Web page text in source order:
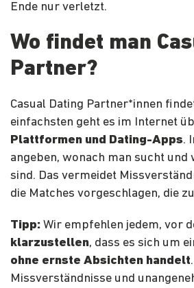
Ende nur verletzt.
Wo findet man
Partner?
Casual Dating Partner*innen
einfachsten geht es im Internet
Plattformen und Dating-Apps.
angeben, wonach man sucht
sind. Das vermeidet
die Matches vorgeschlagen, die
Tipp: Wir empfehlen jedem, vor
klarzustellen, dass es sich um
ohne ernste Absichten handelt
Missverständnisse und